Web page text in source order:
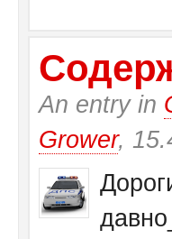
An entry in
Grower,